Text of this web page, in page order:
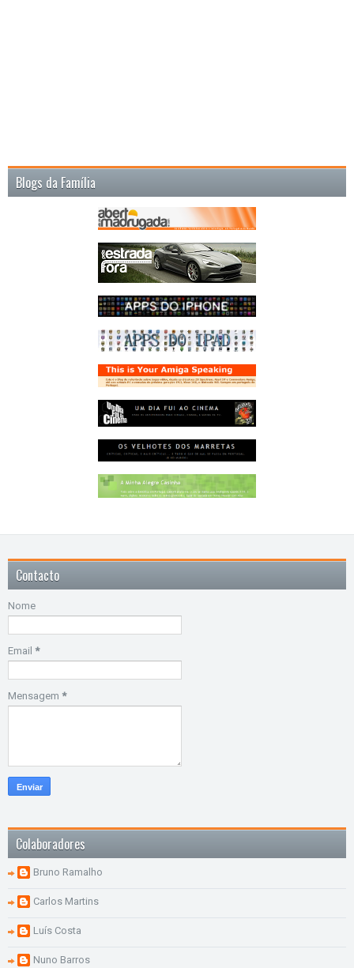
Blogs da Família
Contacto
Nome
Email *
Mensagem *
Colaboradores
Bruno Ramalho
Carlos Martins
Luís Costa
Nuno Barros